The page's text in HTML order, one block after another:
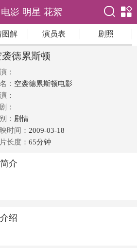
电影 明星 花絮
图解 演员表 剧照
袭德累斯顿
：
： 空袭德累斯顿电影
：
：
： 剧情
映时间： 2009-03-18
长度： 65分钟
介
绍